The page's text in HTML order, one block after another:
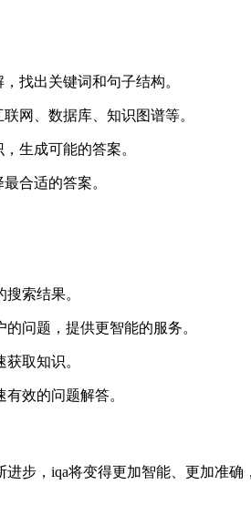
找出关键词和句子结构。
网、数据库、知识图谱等。
生成可能的答案。
合适的答案。
索结果。
问题，提供更智能的服务。
取知识。
效的问题解答。
步，iqa将变得更加智能、更加准